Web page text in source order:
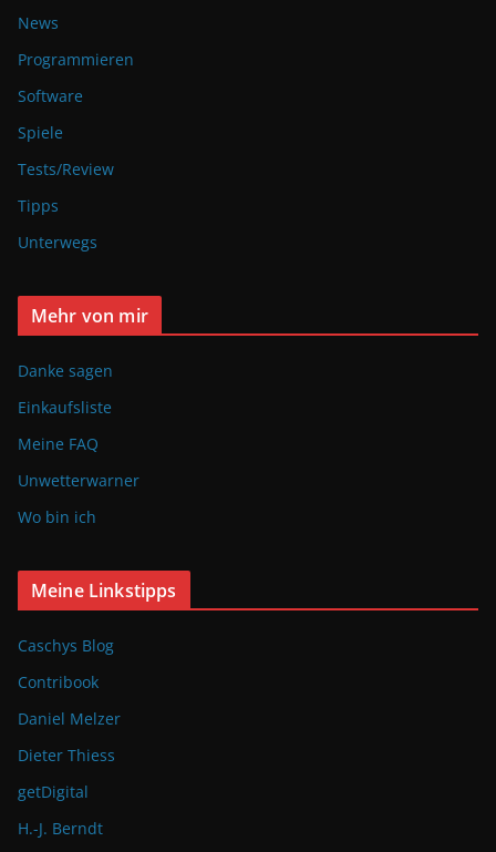
News
Programmieren
Software
Spiele
Tests/Review
Tipps
Unterwegs
Mehr von mir
Danke sagen
Einkaufsliste
Meine FAQ
Unwetterwarner
Wo bin ich
Meine Linkstipps
Caschys Blog
Contribook
Daniel Melzer
Dieter Thiess
getDigital
H.-J. Berndt